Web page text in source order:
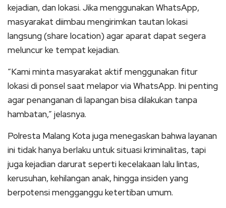
kejadian, dan lokasi. Jika menggunakan WhatsApp,
masyarakat diimbau mengirimkan tautan lokasi
langsung (share location) agar aparat dapat segera
meluncur ke tempat kejadian.
“Kami minta masyarakat aktif menggunakan fitur
lokasi di ponsel saat melapor via WhatsApp. Ini penting
agar penanganan di lapangan bisa dilakukan tanpa
hambatan,” jelasnya.
Polresta Malang Kota juga menegaskan bahwa layanan
ini tidak hanya berlaku untuk situasi kriminalitas, tapi
juga kejadian darurat seperti kecelakaan lalu lintas,
kerusuhan, kehilangan anak, hingga insiden yang
berpotensi mengganggu ketertiban umum.